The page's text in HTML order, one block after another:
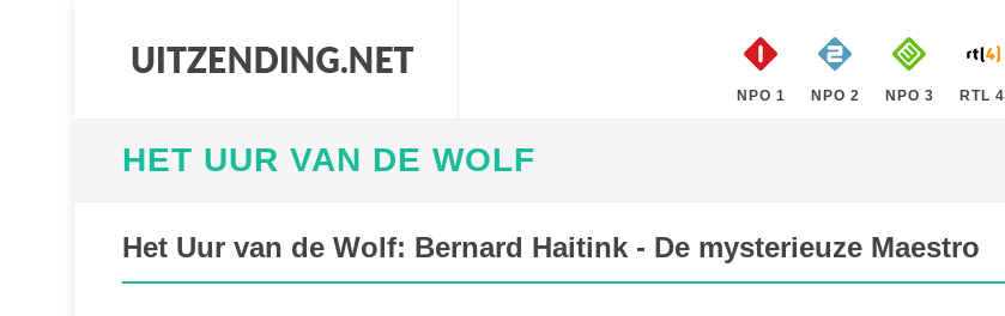
NPO 1 NPO 2 NPO 3 RTL 4
HET UUR VAN DE WOLF
Het Uur van de Wolf: Bernard Haitink - De mysterieuze Maestro